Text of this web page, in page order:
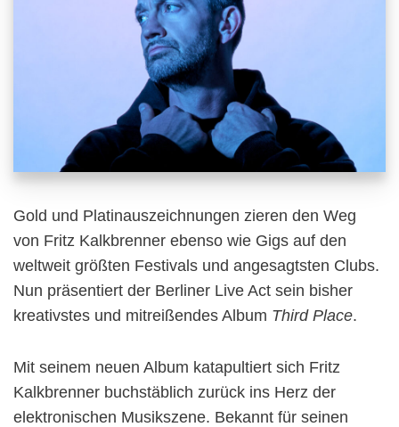
Gold und Platinauszeichnungen zieren den Weg
von Fritz Kalkbrenner ebenso wie Gigs auf den
weltweit größten Festivals und angesagtsten Clubs.
Nun präsentiert der Berliner Live Act sein bisher
kreativstes und mitreißendes Album Third Place.
Mit seinem neuen Album katapultiert sich Fritz
Kalkbrenner buchstäblich zurück ins Herz der
elektronischen Musikszene. Bekannt für seinen